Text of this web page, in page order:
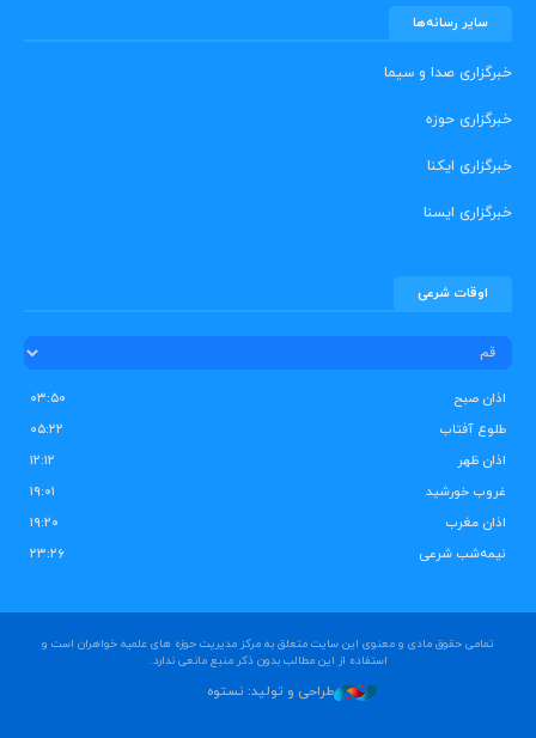
سایر رسانه‌ها
خبرگزاری صدا و سیما
خبرگزاری حوزه
خبرگزاری ایکنا
خبرگزاری ایسنا
اوقات شرعی
اذان صبح
۰۳:۵۰
طلوع آفتاب
۰۵:۲۲
اذان ظهر
۱۲:۱۲
غروب خورشید
۱۹:۰۱
اذان مغرب
۱۹:۲۰
نیمه‌شب شرعی
۲۳:۲۶
تمامی حقوق مادی و معنوی این سایت متعلق به مرکز مدیریت حوزه های علمیه خواهران است و
استفاده از این مطالب بدون ذکر منبع مانعی ندارد.
طراحی و تولید: نستوه